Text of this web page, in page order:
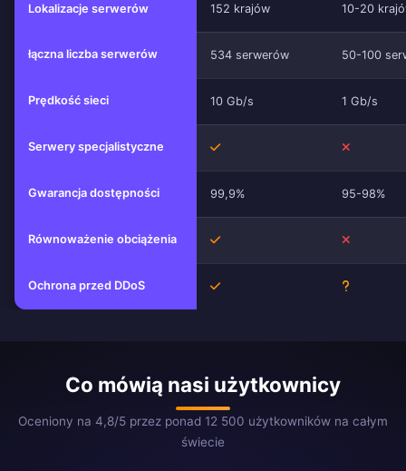
Lokalizacje serwerów 152 krajów 10-20
łączna liczba serwerów 534 serwerów 50-100
Prędkość sieci 10 Gb/s 1 Gb/s
Serwery specjalistyczne Tak
Gwarancja dostępności 99,9% 95-98%
Równoważenie obciążenia Tak
Ochrona przed DDoS Tak
Co mówią nasi użytkownicy
Oceniony na 4,8/5 przez ponad 12 500 użytkowników na całym
świecie